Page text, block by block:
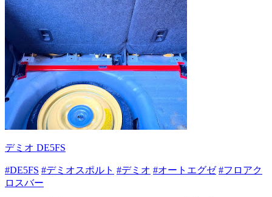
デミオ DE5FS
#DE5FS #デミオスポルト #デミオ #オートエグゼ #フロアク
ロスバー